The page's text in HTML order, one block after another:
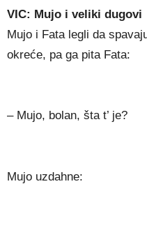
VIC: Mujo i veliki dugovi
Mujo i Fata legli da
okreće, pa ga pita Fata:
– Mujo, bolan, šta t’ je?
Mujo uzdahne: